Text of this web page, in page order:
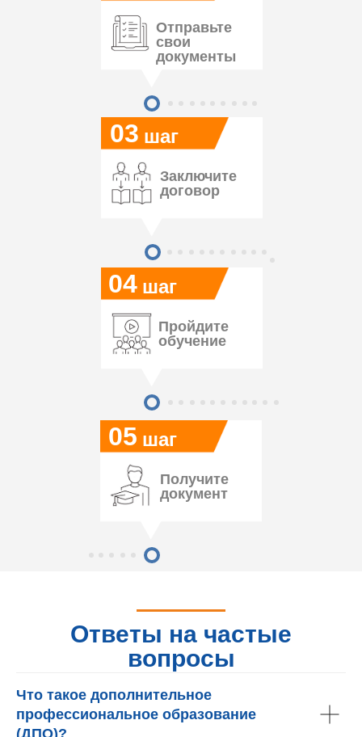
05
04
03 шаг
шаг
шаг
Отправьте
свои
документы
Заключите
договор
Пройдите
обучение
Получите
документ
Ответы на частые
вопросы
Что такое дополнительное
профессиональное образование
(ДПО)?